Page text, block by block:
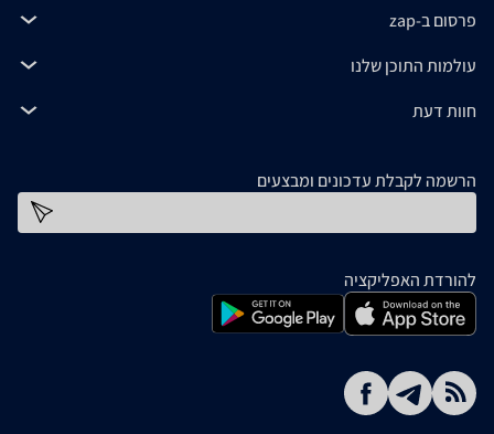
פרסום ב-zap
עולמות התוכן שלנו
חוות דעת
הרשמה לקבלת עדכונים ומבצעים
להורדת האפליקציה